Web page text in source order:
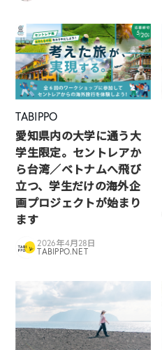
TABIPPO
愛知県内の大学に通う大
学生限定。セントレアか
ら台湾／ベトナムへ飛び
立つ、学生だけの海外企
画プロジェクトが始まり
ます
2026年4月28日
TABIPPO.NET